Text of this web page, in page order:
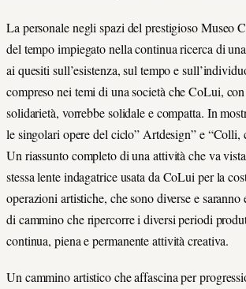
La personale negli spazi del prestigioso Museo
del tempo impiegato nella continua ricerca di
ai quesiti sull’esistenza, sul tempo e
compreso nei temi di una società che CoLui,
solidarietà, vorrebbe solidale e compatta. In
le singolari opere del ciclo” Artdesign” e “Colli,
Un riassunto completo di una attività che va
stessa lente indagatrice usata da CoLui per la
operazioni artistiche, che sono diverse e saranno
di cammino che ripercorre i diversi periodi
continua, piena e permanente attività creativa.
Un cammino artistico che affascina per